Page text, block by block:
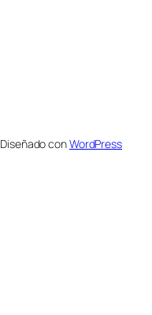
Diseñado conWordPress